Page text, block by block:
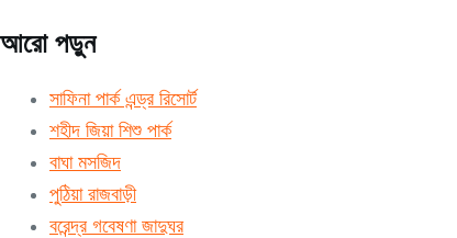
আরো পড়ুন
সাফিনা পার্ক এন্ড্র রিসোর্ট
শহীদ জিয়া শিশু পার্ক
বাঘা মসজিদ
পুঠিয়া রাজবাড়ী
বরেন্দ্র গবেষণা জাদুঘর